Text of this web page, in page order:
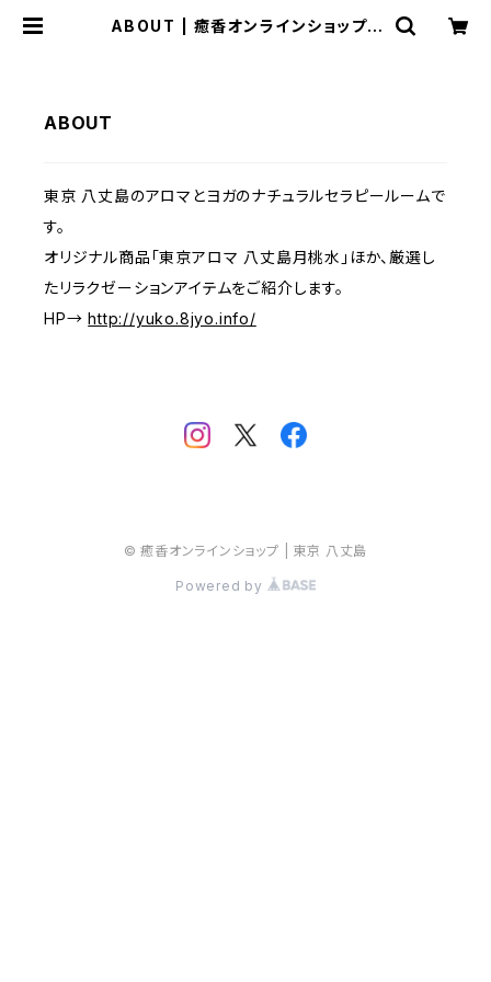
ABOUT | 癒香オンラインショップ |
ABOUT
東京 八丈島のアロマとヨガのナチュラルセラピールームで
す。
オリジナル商品「東京アロマ 八丈島月桃水」ほか、厳選し
たリラクゼーションアイテムをご紹介します。
HP→http://yuko.8jyo.info/
© 癒香オンラインショップ | 東京 八丈島
Powered by